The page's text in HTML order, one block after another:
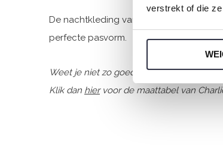
verstrekt of die
De nachtkleding van Charlie Choe is
perfecte pasvorm.
Weet je niet zo goed welke maat je
Klik dan hiervoor de maattabel van